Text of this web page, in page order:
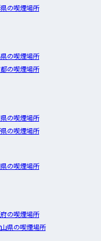
の喫煙場所
の喫煙場所
の喫煙場所
の喫煙場所
の喫煙場所
の喫煙場所
の喫煙場所
県の喫煙場所